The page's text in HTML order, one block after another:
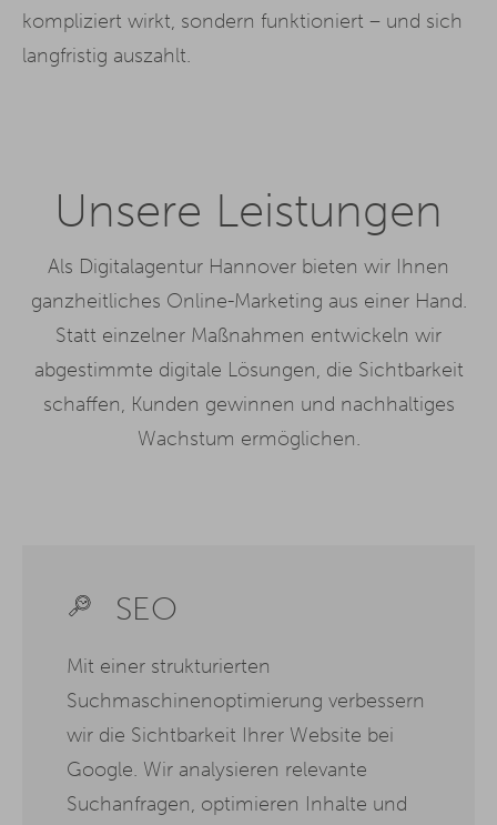
kompliziert wirkt, sondern funktioniert – und sich
langfristig auszahlt.
Unsere Leistungen
Als Digitalagentur Hannover bieten wir Ihnen
ganzheitliches Online-Marketing aus einer Hand.
Statt einzelner Maßnahmen entwickeln wir
abgestimmte digitale Lösungen, die Sichtbarkeit
schaffen, Kunden gewinnen und nachhaltiges
Wachstum ermöglichen.
SEO
Mit einer strukturierten
Suchmaschinenoptimierung verbessern
wir die Sichtbarkeit Ihrer Website bei
Google. Wir analysieren relevante
Suchanfragen, optimieren Inhalte und